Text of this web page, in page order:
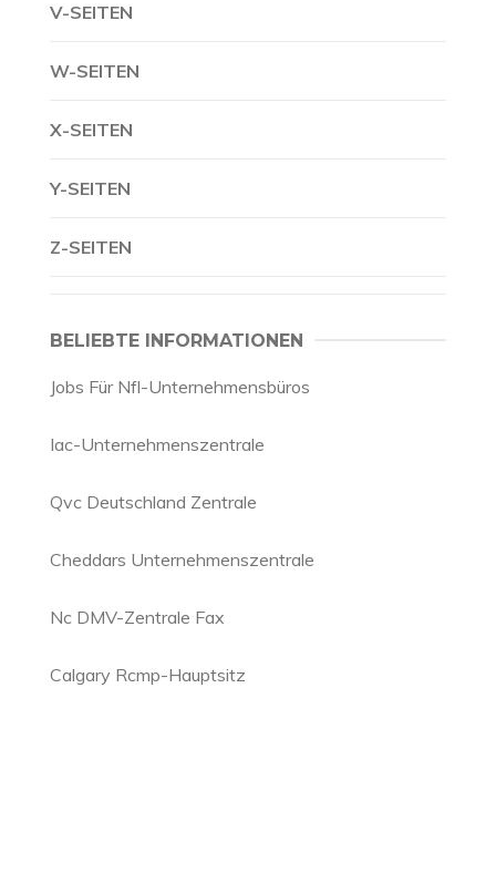
V-SEITEN
W-SEITEN
X-SEITEN
Y-SEITEN
Z-SEITEN
BELIEBTE INFORMATIONEN
Jobs Für Nfl-Unternehmensbüros
Iac-Unternehmenszentrale
Qvc Deutschland Zentrale
Cheddars Unternehmenszentrale
Nc DMV-Zentrale Fax
Calgary Rcmp-Hauptsitz